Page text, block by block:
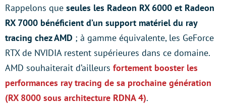
Rappelons que seules les Radeon RX 6000 et Radeon
RX 7000 bénéficient d’un support matériel du ray
tracing chez AMD ; à gamme équivalente, les GeForce
RTX de NVIDIA restent supérieures dans ce domaine.
AMD souhaiterait d’ailleurs fortement booster les
performances ray tracing de sa prochaine génération
(RX 8000 sous architecture RDNA 4).